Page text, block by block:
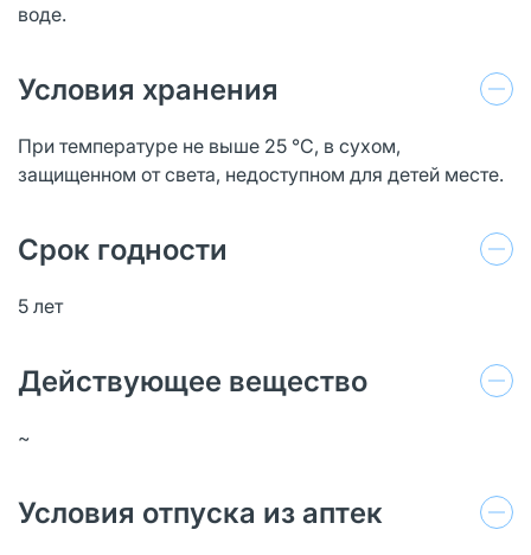
воде.
Условия хранения
При температуре не выше 25 °C, в сухом,
защищенном от света, недоступном для детей месте.
Срок годности
5 лет
Действующее вещество
~
Условия отпуска из аптек